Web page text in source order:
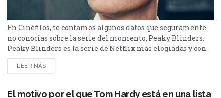
En Cinéfilos, te contamos algunos datos que seguramente
no conocías sobre la serie del momento, Peaky Blinders.
Peaky Blinders es la serie de Netflix más elogiadas y con
mayor cantidad de fanáticos de todo el catálogo. Con el
estreno de la temporada final, surgieron algunos datos
recopilamos algunos de ellos. ¡Conócelos!...
LEER MÁS
El motivo por el que Tom Hardy está en una lista